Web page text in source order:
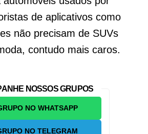
de aplicativos como
não precisam de SUVs
contudo mais caros.
NOSSOS GRUPOS
NO WHATSAPP
NO TELEGRAM